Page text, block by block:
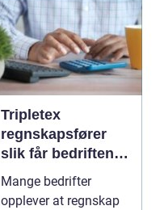
Tripletex
regnskapsfører
slik får bedriften
mer ut av
regnskapet
Mange bedrifter
opplever at regnskap